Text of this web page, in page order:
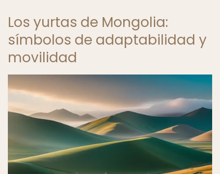
Los yurtas de Mongolia:
símbolos de adaptabilidad y
movilidad